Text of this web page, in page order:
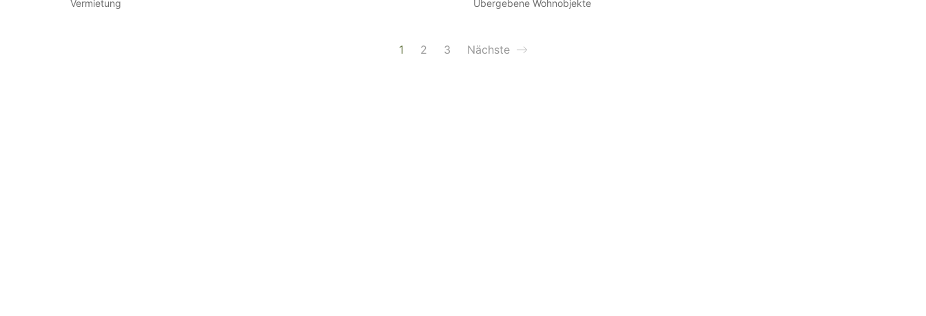
Vermietung Übergebene Wohnobjekte
1 2 3 Nächste